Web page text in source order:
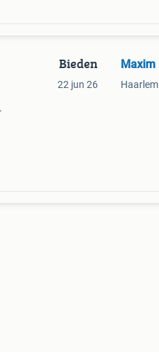
Bieden
22 jun 26
Maxim
Haarlem